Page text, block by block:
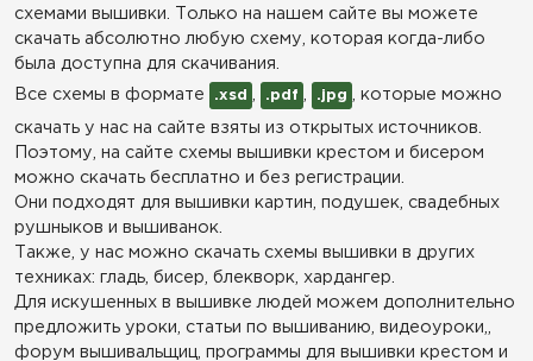
схемами вышивки. Только на нашем сайте вы можете
скачать абсолютно любую схему, которая когда-либо
была доступна для скачивания.
Все схемы в формате
.xsd .pdf .jpg , которые можно
скачать у нас на сайте взяты из открытых источников.
Поэтому, на сайте схемы вышивки крестом и бисером
можно скачать бесплатно и без регистрации.
Они подходят для вышивки картин, подушек, свадебных
рушныков и вышиванок.
Также, у нас можно скачать схемы вышивки в других
техниках: гладь, бисер, блекворк, хардангер.
Для искушенных в вышивке людей можем дополнительно
предложить уроки, статьи по вышиванию, видеоуроки,,
форум вышивальщиц, программы для вышивки крестом и